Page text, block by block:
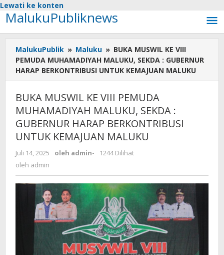
Lewati ke konten
MalukuPubliknews
MalukuPublik » Maluku » BUKA MUSWIL KE VIII
PEMUDA MUHAMADIYAH MALUKU, SEKDA : GUBERNUR
HARAP BERKONTRIBUSI UNTUK KEMAJUAN MALUKU
BUKA MUSWIL KE VIII PEMUDA
MUHAMADIYAH MALUKU, SEKDA :
GUBERNUR HARAP BERKONTRIBUSI
UNTUK KEMAJUAN MALUKU
Juli 14, 2025 oleh admin-
1244 Dilihat
oleh admin